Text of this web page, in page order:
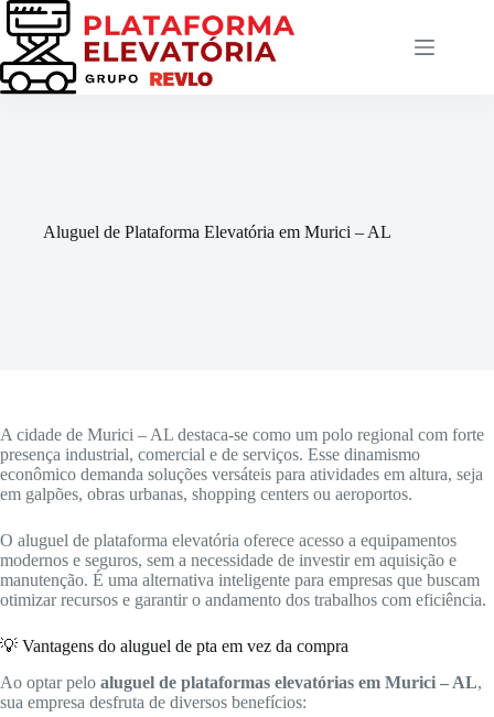
Pular
para
conteúdo
Aluguel de Plataforma Elevatória em Murici – AL
A cidade de Murici – AL destaca-se como um polo regional com forte
presença industrial, comercial e de serviços. Esse dinamismo
econômico demanda soluções versáteis para atividades em altura, seja
em galpões, obras urbanas, shopping centers ou aeroportos.
O aluguel de plataforma elevatória oferece acesso a equipamentos
modernos e seguros, sem a necessidade de investir em aquisição e
manutenção. É uma alternativa inteligente para empresas que buscam
otimizar recursos e garantir o andamento dos trabalhos com eficiência.
💡 Vantagens do aluguel de pta em vez da compra
Ao optar pelo aluguel de plataformas elevatórias em Murici – AL,
sua empresa desfruta de diversos benefícios: